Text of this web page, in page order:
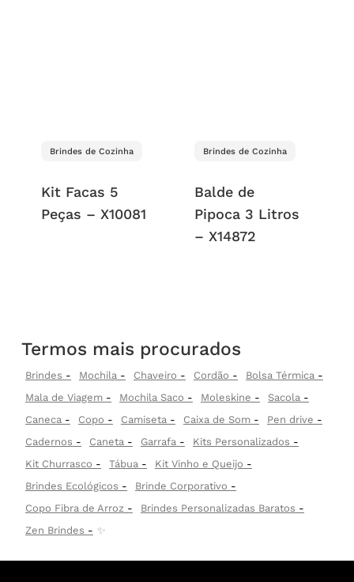
Brindes de Cozinha
Kit Facas 5
Peças – X10081
Brindes de Cozinha
Balde de
Pipoca 3 Litros
– X14872
Termos mais procurados
Brindes Mochila Chaveiro Cordão
Bolsa Térmica
Mala de Viagem
Mochila Saco Moleskine
Sacola
Caneca
Copo Camiseta Caixa de Som
Pen drive
Cadernos
Caneta Garrafa
Kits Personalizados
Kit Churrasco
Tábua
Kit Vinho e Queijo
Brindes Ecológicos
Brinde Corporativo
Copo Fibra de Arroz
Brindes Personalizadas Baratos
Zen Brindes
✨